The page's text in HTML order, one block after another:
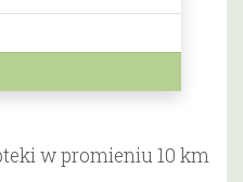
w promieniu 10 km